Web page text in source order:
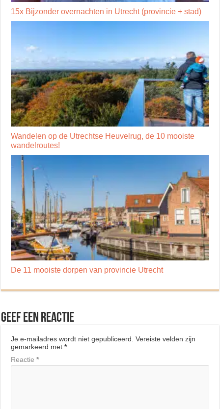
15x Bijzonder overnachten in Utrecht (provincie + stad)
Wandelen op de Utrechtse Heuvelrug, de 10 mooiste
wandelroutes!
De 11 mooiste dorpen van provincie Utrecht
Geef een reactie
Je e-mailadres wordt niet gepubliceerd. Vereiste velden zijn
gemarkeerd met*
Reactie*